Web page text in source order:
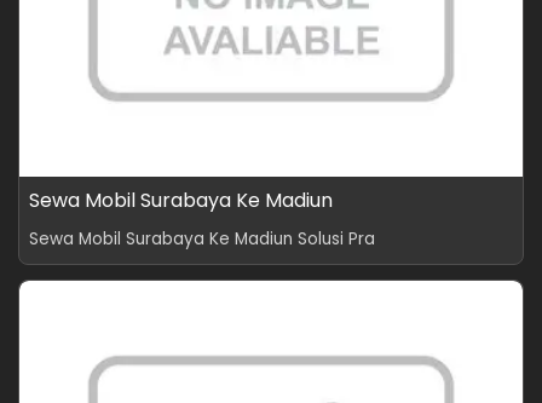
Sewa Mobil Surabaya Ke Madiun
Sewa Mobil Surabaya Ke Madiun Solusi Pra